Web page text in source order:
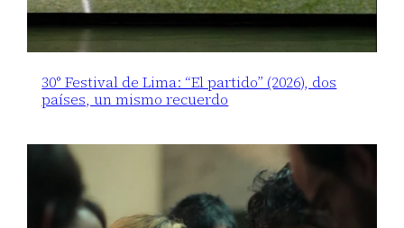
30° Festival de Lima: “El partido” (2026), dos
países, un mismo recuerdo